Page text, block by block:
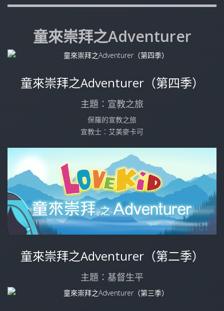
童來崇拜之Adventurer
童來崇拜之Adventurer（第四季）
主題：宣教之旅
保羅的宣教之旅
宣教士：艾美麥卡可
童來崇拜之Adventurer（第二季）
主題：基督生平